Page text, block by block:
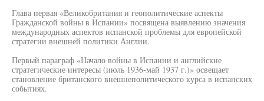
Глава первая «Великобритания и геополитические аспекты
Гражданской войны в Испании» посвящена выявлению значения
международных аспектов испанской проблемы для европейской
стратегии внешней политики Англии.
Первый параграф «Начало войны в Испании и английские
стратегические интересы (июль 1936-май 1937 г.)» освещает
становление британского внешнеполитического курса в испанских
событиях.